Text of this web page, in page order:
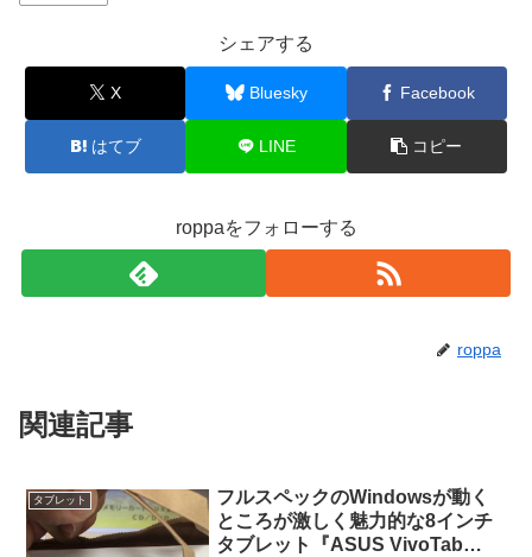
シェアする
X Bluesky Facebook
はてブ LINE コピー
roppaをフォローする
roppa
関連記事
タブレット
フルスペックのWindowsが動く
ところが激しく魅力的な8インチ
タブレット『ASUS VivoTab